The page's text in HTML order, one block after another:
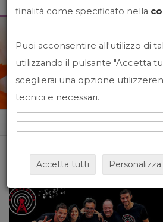
News&Events
Home News&events
finalità come specificato nella
Puoi acconsentire all'utilizzo di
utilizzando il pulsante "Accetta
sceglierai una opzione
tecnici e necessari.
Accetta tutti Personalizza